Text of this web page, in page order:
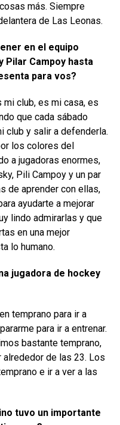
más. Siempre
de Las Leonas.
en el equipo
Pilar Campoy hasta
para vos?
mi club, es mi casa, es
que cada sábado
club y salir a defenderla.
los colores del
a jugadoras enormes,
Pili Campoy y un par
de aprender con ellas,
ayudarte a mejorar
lindo admirarlas y que
en una mejor
lo humano.
jugadora de hockey
temprano para ir a
para ir a entrenar.
bastante temprano,
alrededor de las 23. Los
e ir a ver a las
tuvo un importante